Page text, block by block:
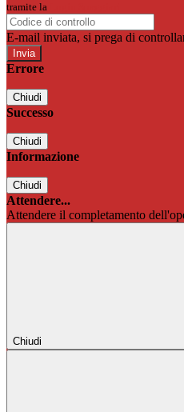
tramite la
E-mail inviata, si prega di
Errore
Chiudi
Successo
Chiudi
Informazione
Chiudi
Attendere...
Attendere il completamento
Chiudi